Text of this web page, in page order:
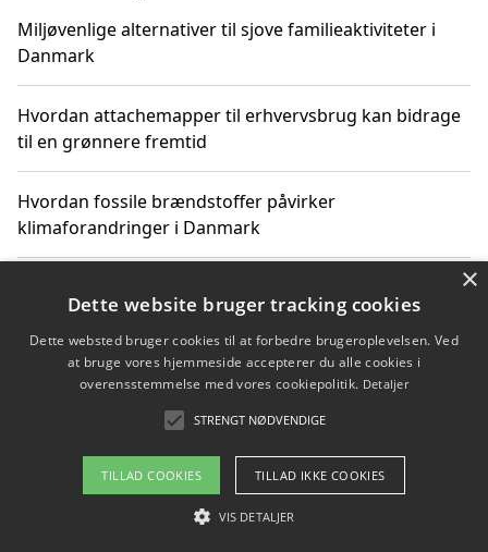
Miljøvenlige alternativer til sjove familieaktiviteter i
Danmark
Hvordan attachemapper til erhvervsbrug kan bidrage
til en grønnere fremtid
Hvordan fossile brændstoffer påvirker
klimaforandringer i Danmark
klimaændringer
Hvordan citater om fossile brændstoffer kan ændre
Copyright 2026 - Pilanto Aps
Om / kontakt
×
Dette website bruger tracking cookies
Dette websted bruger cookies til at forbedre brugeroplevelsen. Ved
at bruge vores hjemmeside accepterer du alle cookies i
overensstemmelse med vores cookiepolitik. Detaljer
STRENGT NØDVENDIGE
TILLAD COOKIES TILLAD IKKE COOKIES
VIS DETALJER